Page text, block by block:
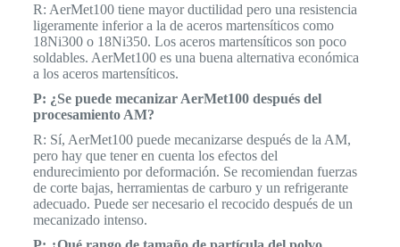
R: AerMet100 tiene mayor ductilidad pero una resistencia
ligeramente inferior a la de aceros martensíticos como
18Ni300 o 18Ni350. Los aceros martensíticos son poco
soldables. AerMet100 es una buena alternativa económica
a los aceros martensíticos.
P: ¿Se puede mecanizar AerMet100 después del
procesamiento AM?
R: Sí, AerMet100 puede mecanizarse después de la AM,
pero hay que tener en cuenta los efectos del
endurecimiento por deformación. Se recomiendan fuerzas
de corte bajas, herramientas de carburo y un refrigerante
adecuado. Puede ser necesario el recocido después de un
mecanizado intenso.